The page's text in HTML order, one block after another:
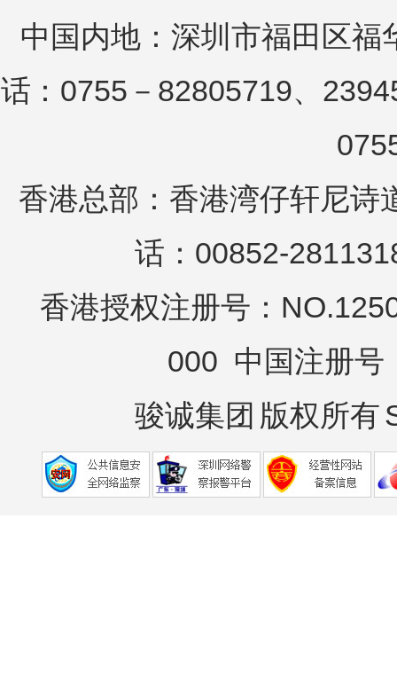
中国内地：深圳市福田区
话：0755－82805719、
香港总部：香港湾仔轩尼诗
话：00852-
香港授权注册号：
000 中国注册号
骏诚集团 版权所有